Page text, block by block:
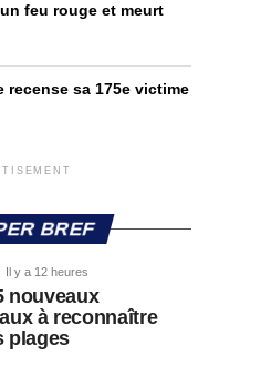
feu rouge et meurt
recense sa 175e victime
BREF
Il y a 12 heures
nouveaux
à reconnaître
plages